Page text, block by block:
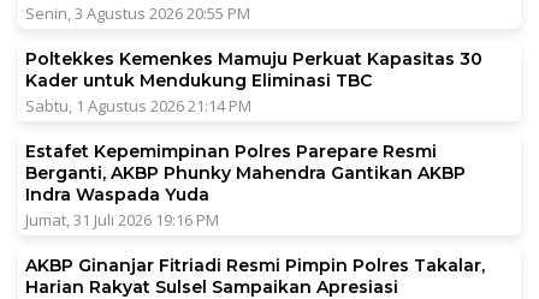
Senin, 3 Agustus 2026 20:55 PM
Poltekkes Kemenkes Mamuju Perkuat Kapasitas 30
Kader untuk Mendukung Eliminasi TBC
Sabtu, 1 Agustus 2026 21:14 PM
Estafet Kepemimpinan Polres Parepare Resmi
Berganti, AKBP Phunky Mahendra Gantikan AKBP
Indra Waspada Yuda
Jumat, 31 Juli 2026 19:16 PM
AKBP Ginanjar Fitriadi Resmi Pimpin Polres Takalar,
Harian Rakyat Sulsel Sampaikan Apresiasi